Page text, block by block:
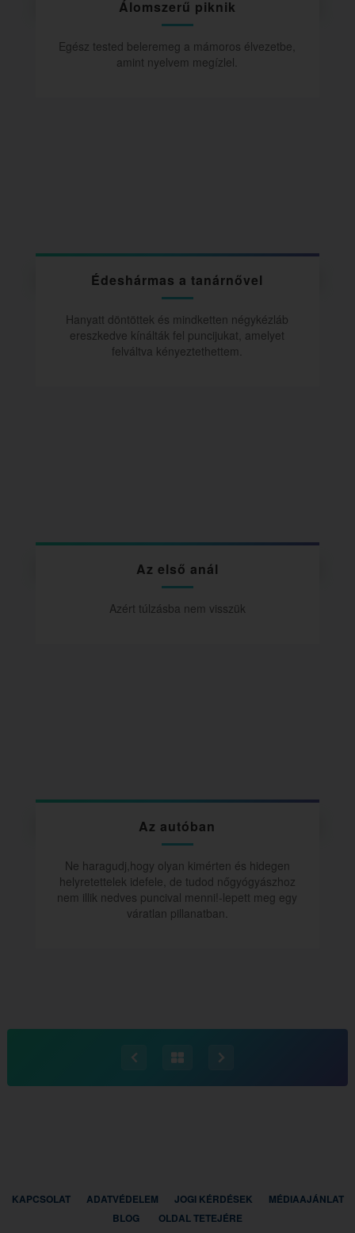
Álomszerű piknik
Egész tested beleremeg a mámoros élvezetbe,
amint nyelvem megízlel.
Édeshármas a tanárnővel
Hanyatt döntöttek és mindketten négykézláb
ereszkedve kínálták fel puncijukat, amelyet
felváltva kényeztethettem.
Az első anál
Azért túlzásba nem visszük
Az autóban
Ne haragudj,hogy olyan kimérten és hidegen
helyretettelek idefele, de tudod nőgyógyászhoz
nem illik nedves puncival menni!-lepett meg egy
váratlan pillanatban.
KAPCSOLAT ADATVÉDELEM JOGI KÉRDÉSEK
MÉDIAAJÁNLAT
BLOG
OLDAL TETEJÉRE